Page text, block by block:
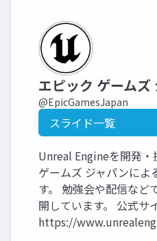
エピック ゲームズ
@EpicGamesJapan
スライド一覧
Unreal Engineを開発
ゲームズ ジャパンによ
す。 勉強会や配信など
開しています。 公式サ
https://